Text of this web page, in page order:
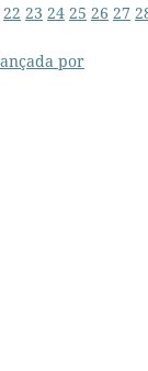
22 23 24 25 26 27
por